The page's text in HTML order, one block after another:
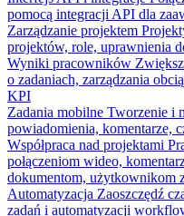
pomocą integracji API dla
Zarządzanie projektem
projektów, role, uprawnienia
Wyniki pracowników
o zadaniach, zarządzania
KPI
Zadania mobilne Tworzenie i
powiadomienia, komentarze,
Współpraca nad projektami
połączeniom wideo,
dokumentom, użytkownikom
Automatyzacja Zaoszczędź
zadań i automatyzacji